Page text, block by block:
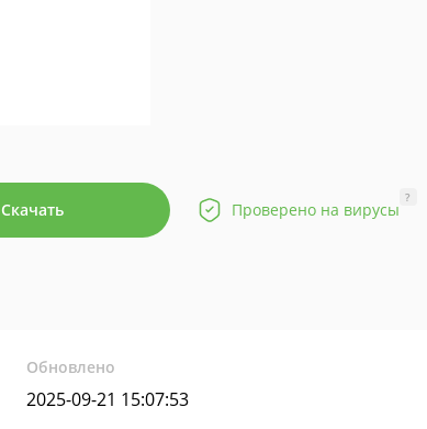
Скачать Проверено на вирусы
?
Обновлено
2025-09-21 15:07:53